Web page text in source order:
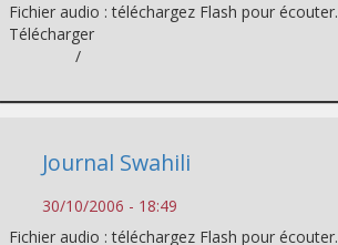
Fichier audio : téléchargez Flash pour écouter.
Télécharger
/
Journal Swahili
30/10/2006 - 18:49
Fichier audio : téléchargez Flash pour écouter.